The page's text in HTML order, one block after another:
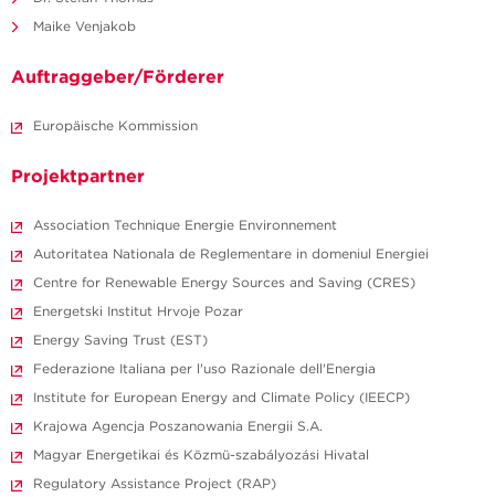
Maike Venjakob
Auftraggeber/Förderer
Europäische Kommission
Projektpartner
Association Technique Energie Environnement
Autoritatea Nationala de Reglementare in domeniul Energiei
Centre for Renewable Energy Sources and Saving (CRES)
Energetski Institut Hrvoje Pozar
Energy Saving Trust (EST)
Federazione Italiana per l'uso Razionale dell'Energia
Institute for European Energy and Climate Policy (IEECP)
Krajowa Agencja Poszanowania Energii S.A.
Magyar Energetikai és Közmü-szabályozási Hivatal
Regulatory Assistance Project (RAP)